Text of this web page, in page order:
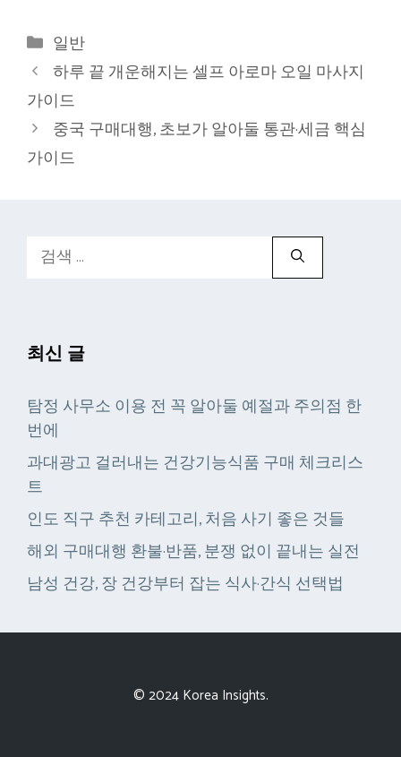
카
테
고
리
일반
하루 끝 개운해지는 셀프 아로마 오일 마사지
가이드
중국 구매대행, 초보가 알아둘 통관·세금 핵심
가이드
색:
최신 글
탐정 사무소 이용 전 꼭 알아둘 예절과 주의점 한
번에
과대광고 걸러내는 건강기능식품 구매 체크리스
트
인도 직구 추천 카테고리, 처음 사기 좋은 것들
해외 구매대행 환불·반품, 분쟁 없이 끝내는 실전
남성 건강, 장 건강부터 잡는 식사·간식 선택법
© 2024 Korea Insights.